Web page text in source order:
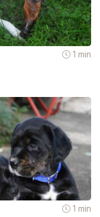
1 min
1 min